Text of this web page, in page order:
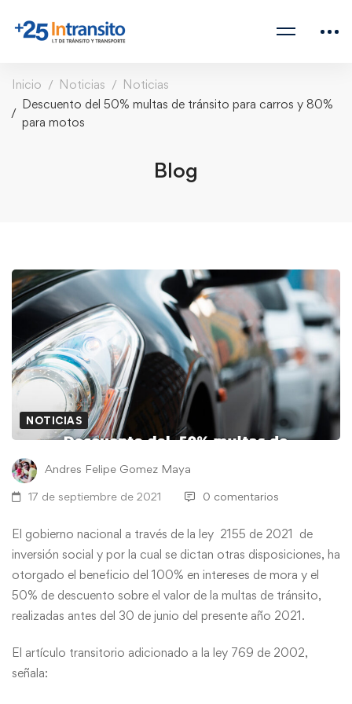
Inicio Noticias
Noticias
Descuento del 50% multas de tránsito para carros y 80%
para motos
Blog
NOTICIAS
Andres Felipe Gomez Maya
17 de septiembre de 2021 0 comentarios
El gobierno nacional a través de la ley 2155 de 2021 de
inversión social y por la cual se dictan otras disposiciones, ha
otorgado el beneficio del 100% en intereses de mora y el
50% de descuento sobre el valor de la multas de tránsito,
realizadas antes del 30 de junio del presente año 2021.
El artículo transitorio adicionado a la ley 769 de 2002,
señala: